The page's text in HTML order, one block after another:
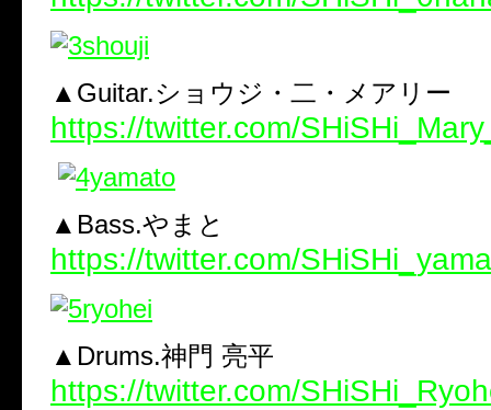
▲Guitar.ショウジ・二・メアリー
https://twitter.com/
▲Bass.やまと
https://twitter.com/
▲Drums.神門 亮平
https://twitter.com/